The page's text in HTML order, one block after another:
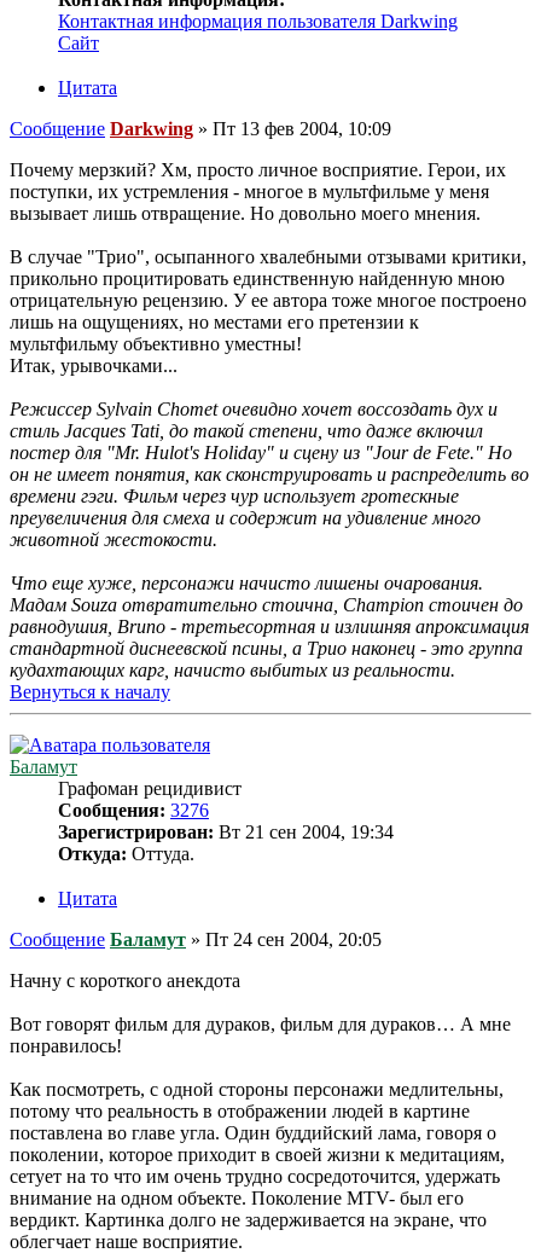
Контактная информация пользователя Darkwing
Сайт
Цитата
Сообщение Darkwing » Пт 13 фев 2004, 10:09
Почему мерзкий? Хм, просто личное восприятие. Герои, их
поступки, их устремления - многое в мультфильме у меня
вызывает лишь отвращение. Но довольно моего мнения.
В случае "Трио", осыпанного хвалебными отзывами критики,
прикольно процитировать единственную найденную мною
отрицательную рецензию. У ее автора тоже многое построено
лишь на ощущениях, но местами его претензии к
мультфильму объективно уместны!
Итак, урывочками...
Режиссер Sylvain Chomet очевидно хочет воссоздать дух и
стиль Jacques Tati, до такой степени, что даже включил
постер для "Mr. Hulot's Holiday" и сцену из "Jour de Fete." Но
он не имеет понятия, как сконструировать и распределить во
времени гэги. Фильм через чур использует гротескные
преувеличения для смеха и содержит на удивление много
животной жестокости.
Что еще хуже, персонажи начисто лишены очарования.
Мадам Souza отвратительно стоична, Champion стоичен до
равнодушия, Bruno - третьесортная и излишняя апроксимация
стандартной диснеевской псины, а Трио наконец - это группа
кудахтающих карг, начисто выбитых из реальности.
Вернуться к началу
Баламут
Графоман рецидивист
Сообщения: 3276
Зарегистрирован: Вт 21 сен 2004, 19:34
Откуда: Оттуда.
Цитата
Сообщение Баламут » Пт 24 сен 2004, 20:05
Начну с короткого анекдота
Вот говорят фильм для дураков, фильм для дураков… А мне
понравилось!
Как посмотреть, с одной стороны персонажи медлительны,
потому что реальность в отображении людей в картине
поставлена во главе угла. Один буддийский лама, говоря о
поколении, которое приходит в своей жизни к медитациям,
сетует на то что им очень трудно сосредоточится, удержать
внимание на одном объекте. Поколение MTV- был его
вердикт. Картинка долго не задерживается на экране, что
облегчает наше восприятие.